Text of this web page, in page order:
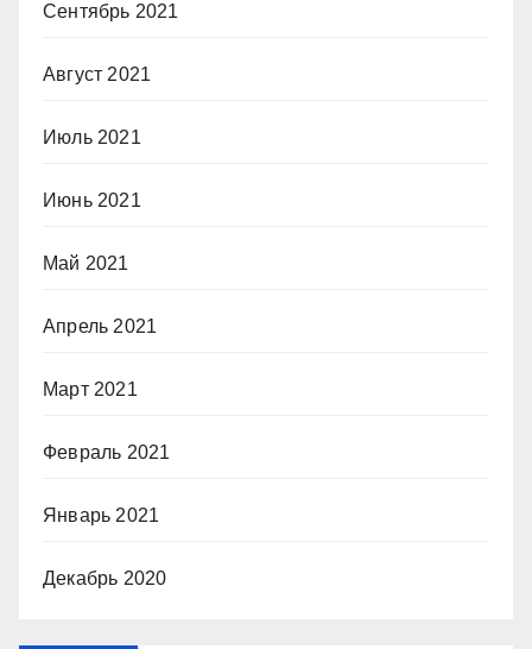
Сентябрь 2021
Август 2021
Июль 2021
Июнь 2021
Май 2021
Апрель 2021
Март 2021
Февраль 2021
Январь 2021
Декабрь 2020